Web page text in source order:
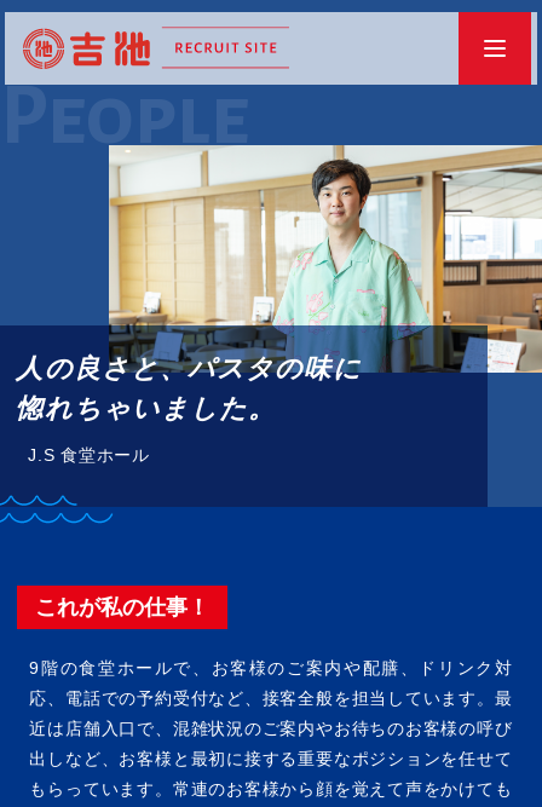
人の良さと、パスタの味に
惚れちゃいました。
J.S 食堂ホール
これが私の仕事！
9階の食堂ホールで、お客様のご案内や配膳、ドリンク対
応、電話での予約受付など、接客全般を担当しています。最
近は店舗入口で、混雑状況のご案内やお待ちのお客様の呼び
出しなど、お客様と最初に接する重要なポジションを任せて
もらっています。常連のお客様から顔を覚えて声をかけても